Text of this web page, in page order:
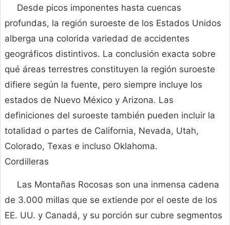
Desde picos imponentes hasta cuencas
profundas, la región suroeste de los Estados Unidos
alberga una colorida variedad de accidentes
geográficos distintivos. La conclusión exacta sobre
qué áreas terrestres constituyen la región suroeste
difiere según la fuente, pero siempre incluye los
estados de Nuevo México y Arizona. Las
definiciones del suroeste también pueden incluir la
totalidad o partes de California, Nevada, Utah,
Colorado, Texas e incluso Oklahoma.
Cordilleras
Las Montañas Rocosas son una inmensa cadena
de 3.000 millas que se extiende por el oeste de los
EE. UU. y Canadá, y su porción sur cubre segmentos